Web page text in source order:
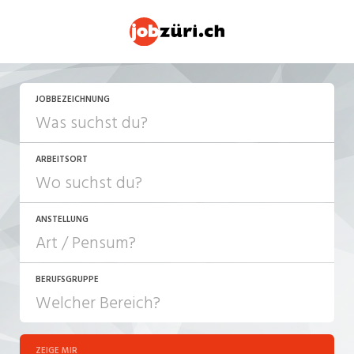
JOBBEZEICHNUNG
ARBEITSORT
ANSTELLUNG
JOB-TYP
Festanstellung
BERUFSGRUPPE
ZEIGE MIR